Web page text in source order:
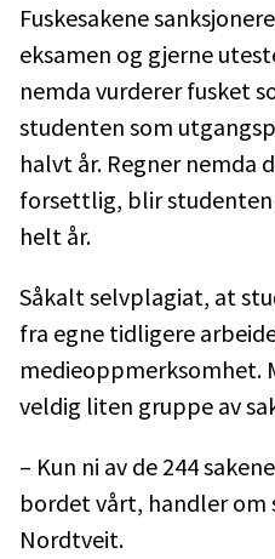
Fuskesakene
eksamen og gjerne
nemda vurderer fusket
studenten som
halvt år. Regner nemda
forsettlig, blir
helt år.
Såkalt selvplagiat, at
fra egne tidligere
medieoppmerksomhet.
veldig liten gruppe av
– Kun ni av de 244
bordet vårt, handler om
Nordtveit.